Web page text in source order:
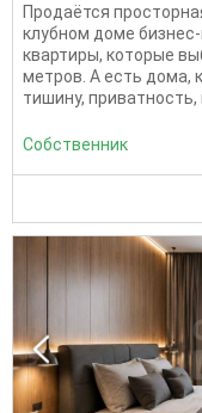
Продаётся
клубном доме
квартиры, которые
метров. А есть дома,
тишину, приватность,
Собственник